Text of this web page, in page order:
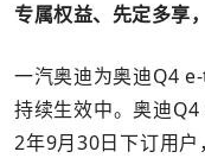
专属权益、先定多享
一汽奥迪为奥迪Q4
持续生效中。奥迪
2年9月30日下订用